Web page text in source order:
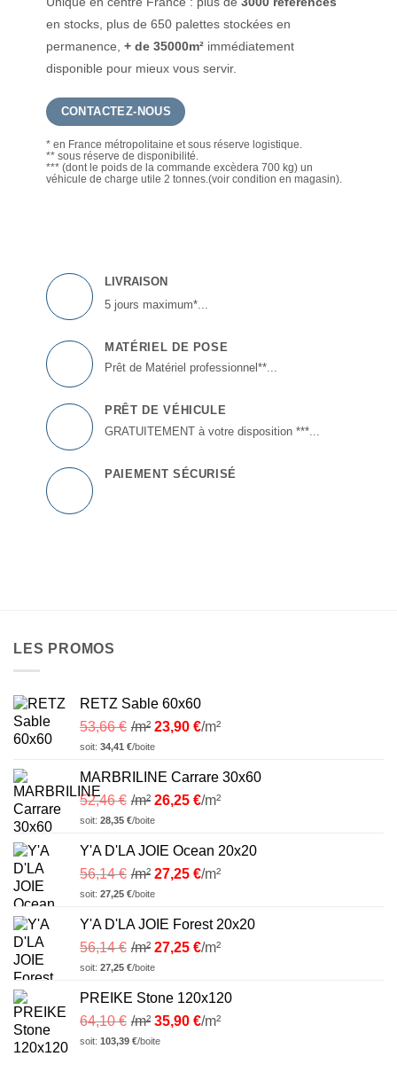
en stocks, plus de 650 palettes stockées en
permanence,+ de 35000m² immédiatement
disponible pour mieux vous servir.
CONTACTEZ-NOUS
* en France métropolitaine et sous réserve logistique.
** sous réserve de disponibilité.
*** (dont le poids de la commande excèdera 700 kg) un
véhicule de charge utile 2 tonnes.(voir condition en magasin).
LIVRAISON
5 jours maximum*...
MATÉRIEL DE POSE
Prêt de Matériel professionnel**...
PRÊT DE VÉHICULE
GRATUITEMENT à votre disposition ***...
PAIEMENT SÉCURISÉ
LES PROMOS
RETZ Sable 60x60
53,66€ /m² 23,90 €/m²
soit: 34,41 €/boite
MARBRILINE Carrare 30x60
52,46€ /m² 26,25 €/m²
soit: 28,35 €/boite
Y'A D'LA JOIE Ocean 20x20
56,14€ /m² 27,25 €/m²
soit: 27,25 €/boite
Y'A D'LA JOIE Forest 20x20
56,14€ /m² 27,25 €/m²
soit: 27,25 €/boite
PREIKE Stone 120x120
64,10€ /m² 35,90 €/m²
soit: 103,39 €/boite